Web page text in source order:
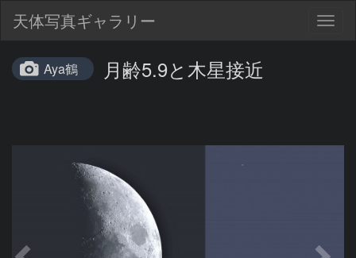
天体写真ギャラリー
Aya鶴 月齢5.9と木星接近